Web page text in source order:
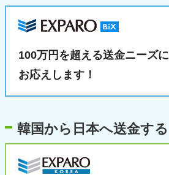
100万円を超える送金ニーズに
お応えします！
韓国から日本へ送金する